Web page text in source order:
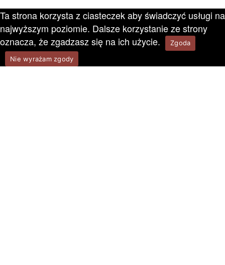
Ta strona korzysta z ciasteczek aby świadczyć usługi na
najwyższym poziomie. Dalsze korzystanie ze strony
oznacza, że zgadzasz się na ich użycie.
Zgoda
Nie wyrażam zgody